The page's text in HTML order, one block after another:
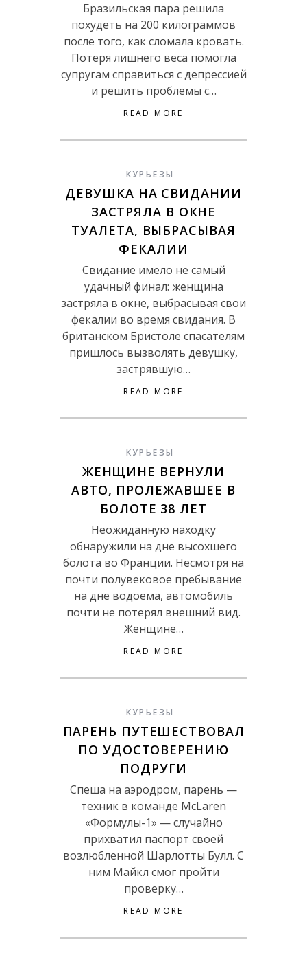
Бразильская пара решила
похудеть на 200 килограммов
после того, как сломала кровать.
Потеря лишнего веса помогла
супругам справиться с депрессией
и решить проблемы с…
READ MORE
КУРЬЕЗЫ
ДЕВУШКА НА СВИДАНИИ
ЗАСТРЯЛА В ОКНЕ
ТУАЛЕТА, ВЫБРАСЫВАЯ
ФЕКАЛИИ
Свидание имело не самый
удачный финал: женщина
застряла в окне, выбрасывая свои
фекалии во время свидания. В
британском Бристоле спасателям
пришлось вызволять девушку,
застрявшую…
READ MORE
КУРЬЕЗЫ
ЖЕНЩИНЕ ВЕРНУЛИ
АВТО, ПРОЛЕЖАВШЕЕ В
БОЛОТЕ 38 ЛЕТ
Неожиданную находку
обнаружили на дне высохшего
болота во Франции. Несмотря на
почти полувековое пребывание
на дне водоема, автомобиль
почти не потерял внешний вид.
Женщине…
READ MORE
КУРЬЕЗЫ
ПАРЕНЬ ПУТЕШЕСТВОВАЛ
ПО УДОСТОВЕРЕНИЮ
ПОДРУГИ
Спеша на аэродром, парень —
техник в команде McLaren
«Формулы-1» — случайно
прихватил паспорт своей
возлюбленной Шарлотты Булл. С
ним Майкл смог пройти
проверку…
READ MORE